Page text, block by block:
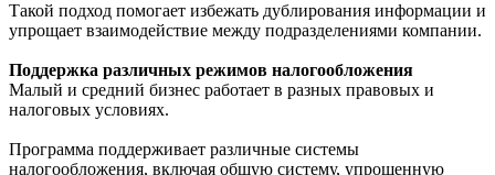
Такой подход помогает избежать дублирования информации и
упрощает взаимодействие между подразделениями компании.
Поддержка различных режимов налогообложения
Малый и средний бизнес работает в разных правовых и
налоговых условиях.
Программа поддерживает различные системы
налогообложения, включая общую систему, упрощенную